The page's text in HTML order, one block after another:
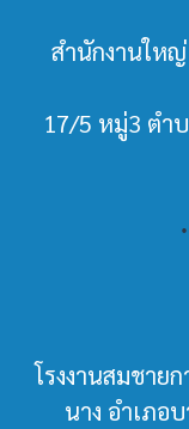
สำนักงานให
17/5 หมู่3 ตำ
โรงงานสมชาย
นาง อำเภอ